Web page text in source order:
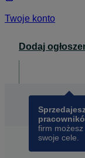
Twoje konto
Dodaj
firm
swoje cele.